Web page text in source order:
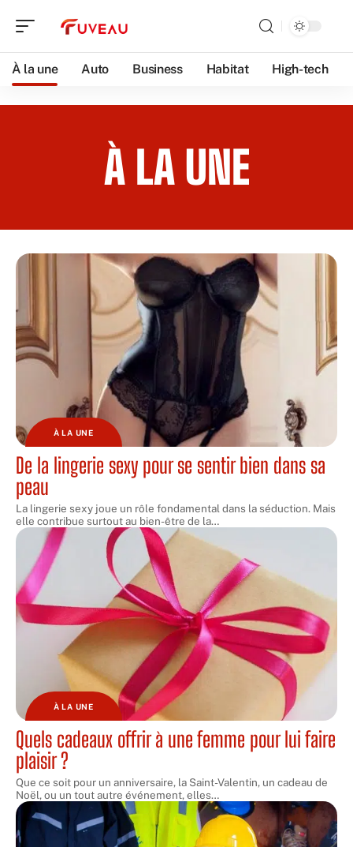
À la une Auto Business Habitat High-tech
À LA UNE
À LA UNE
De la lingerie sexy pour se sentir bien dans sa
peau
La lingerie sexy joue un rôle fondamental dans la séduction. Mais
elle contribue surtout au bien-être de la…
À LA UNE
Quels cadeaux offrir à une femme pour lui faire
plaisir ?
Que ce soit pour un anniversaire, la Saint-Valentin, un cadeau de
Noël, ou un tout autre événement, elles…